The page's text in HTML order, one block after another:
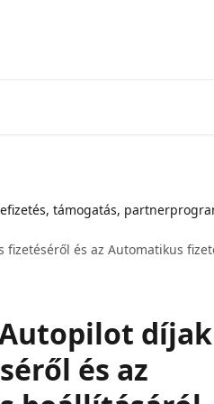
támogatás,
és az Automatikus
díjak
és az